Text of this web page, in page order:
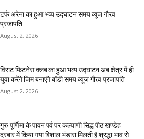
टर्फ अरेना का हुआ भव्य उद्घाटन समय व्यूज गौरव
प्रजापति
August 2, 2026
विराट फिटनेस क्लब का हुआ भव्य उद्घाटन अब क्षेत्र में ही
युवा करेंगे जिम बनाएंगे बॉडी समय व्यूज गौरव प्रजापति
August 2, 2026
गुरु पूर्णिमा के पावन पर्व पर कल्याणी सिद्ध पीठ खण्डेह
दरबार में किया गया विशाल भंडारा मिलती है श्रद्धा भाव से